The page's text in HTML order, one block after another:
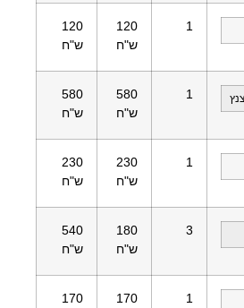
1
120
ש"ח
120
ש"ח
1
580
ש"ח
580
ש"ח
1
230
ש"ח
230
ש"ח
3
180
ש"ח
540
ש"ח
1
170
170